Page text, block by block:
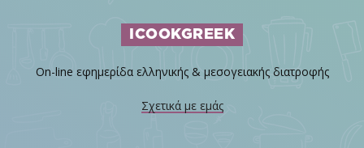
ICOOKGREEK
On-line εφημερίδα ελληνικής & μεσογειακής διατροφής
Σχετικά με εμάς